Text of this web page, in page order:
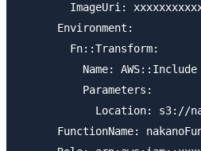
ImageUri:
      Environment:
        Fn::Transform:
          Name: AWS::Include
          Parameters:
Location: s3://
FunctionName: